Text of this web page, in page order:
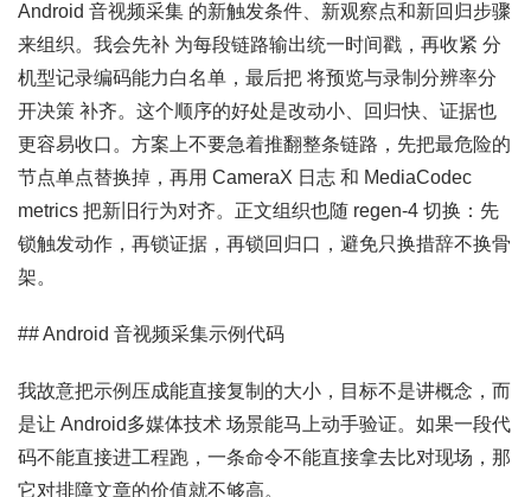
Android 音视频采集 的新触发条件、新观察点和新回归步骤
来组织。我会先补 为每段链路输出统一时间戳，再收紧 分
机型记录编码能力白名单，最后把 将预览与录制分辨率分
开决策 补齐。这个顺序的好处是改动小、回归快、证据也
更容易收口。方案上不要急着推翻整条链路，先把最危险的
节点单点替换掉，再用 CameraX 日志 和 MediaCodec
metrics 把新旧行为对齐。正文组织也随 regen-4 切换：先
锁触发动作，再锁证据，再锁回归口，避免只换措辞不换骨
架。
## Android 音视频采集示例代码
我故意把示例压成能直接复制的大小，目标不是讲概念，而
是让 Android多媒体技术 场景能马上动手验证。如果一段代
码不能直接进工程跑，一条命令不能直接拿去比对现场，那
它对排障文章的价值就不够高。